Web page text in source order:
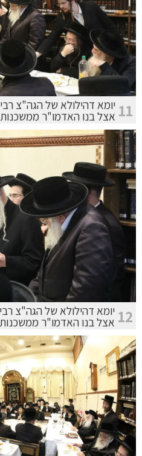
11 יומא דהילולא של הגה"צ רבי
אצל בנו האדמו"ר ממשכנות
12 יומא דהילולא של הגה"צ רבי
אצל בנו האדמו"ר